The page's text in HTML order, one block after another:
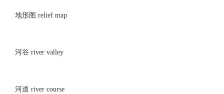
地形图 relief map
河谷 river valley
河道 river course